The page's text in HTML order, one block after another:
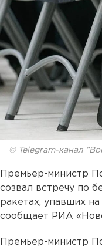
© Telegram-канал
Премьер-министр
созвал встречу по
ракетах, упавших
сообщает РИА
Премьер-министр